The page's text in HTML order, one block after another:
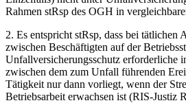
Rahmen stRsp des OGH in
2. Es entspricht stRsp, dass bei tätlichen
zwischen Beschäftigten auf der
Unfallversicherungsschutz erforderliche
zwischen dem zum Unfall führenden
Tätigkeit nur dann vorliegt, wenn der
Betriebsarbeit erwachsen ist (RIS-Justiz